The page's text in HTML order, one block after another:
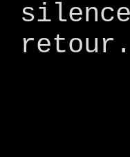
retour.